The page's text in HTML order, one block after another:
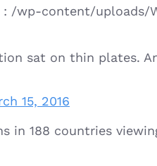
: /wp-content/uploads/
sat on thin plates.
15, 2016
in 188 countries